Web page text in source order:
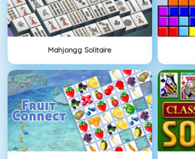
Mahjongg Solitaire